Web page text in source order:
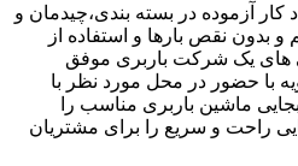
کار آزموده در بسته بندی،چیدمان و
و بدون نقص بارها و استفاده از
های یک شرکت باربری موفق
با حضور در محل مورد نظر با
ماشین باربری مناسب را
راحت و سریع را برای مشتریان